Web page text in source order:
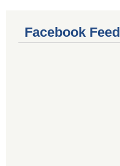
Facebook Feed